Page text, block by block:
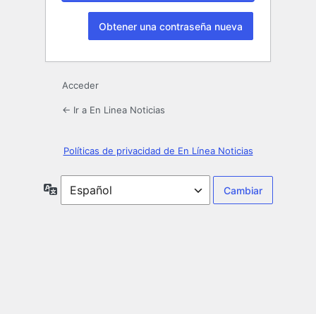
Acceder
← Ir a En Linea Noticias
Políticas de privacidad de En Línea Noticias
Idioma